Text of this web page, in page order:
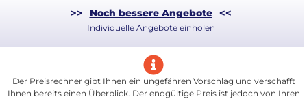
>> Noch bessere Angebote <<
Individuelle Angebote einholen
Der Preisrechner gibt Ihnen ein ungefähren Vorschlag und verschafft
Ihnen bereits einen Überblick. Der endgültige Preis ist jedoch von Ihren